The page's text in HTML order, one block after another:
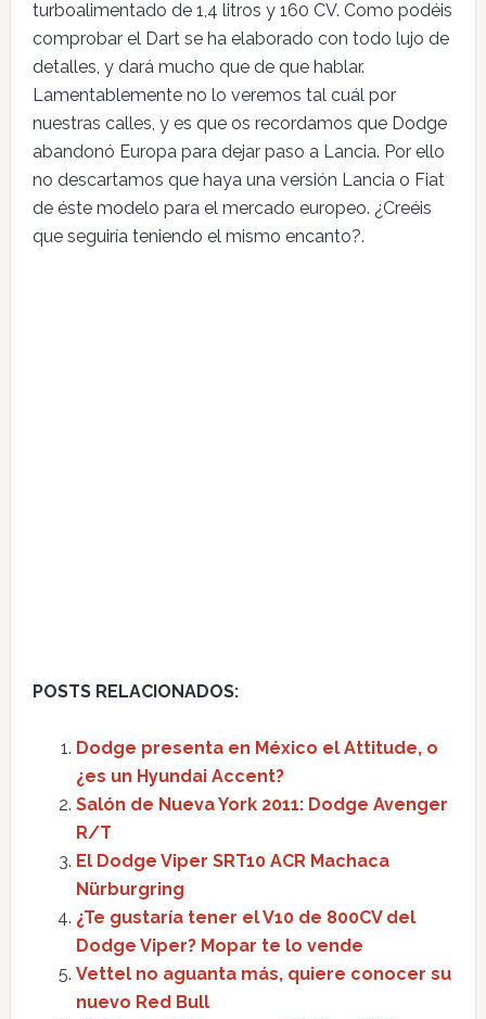
turboalimentado de 1,4 litros y 160 CV. Como podéis
comprobar el Dart se ha elaborado con todo lujo de
detalles, y dará mucho que de que hablar.
Lamentablemente no lo veremos tal cuál por
nuestras calles, y es que os recordamos que Dodge
abandonó Europa para dejar paso a Lancia. Por ello
no descartamos que haya una versión Lancia o Fiat
de éste modelo para el mercado europeo. ¿Creéis
que seguiría teniendo el mismo encanto?.
POSTS RELACIONADOS:
Dodge presenta en México el Attitude, o
¿es un Hyundai Accent?
Salón de Nueva York 2011: Dodge Avenger
R/T
El Dodge Viper SRT10 ACR Machaca
Nürburgring
¿Te gustaría tener el V10 de 800CV del
Dodge Viper? Mopar te lo vende
Vettel no aguanta más, quiere conocer su
nuevo Red Bull